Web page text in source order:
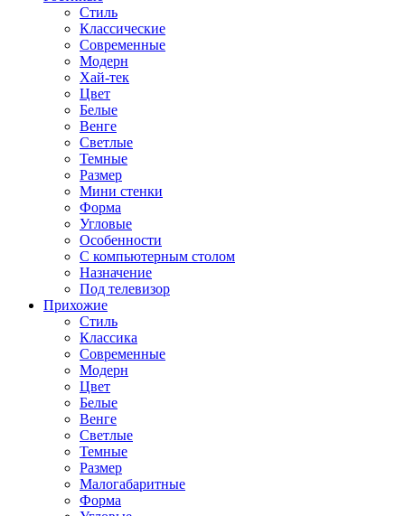
Стиль
Классические
Современные
Модерн
Хай-тек
Цвет
Белые
Венге
Светлые
Темные
Размер
Мини стенки
Форма
Угловые
Особенности
С компьютерным столом
Назначение
Под телевизор
Прихожие
Стиль
Классика
Современные
Модерн
Цвет
Белые
Венге
Светлые
Темные
Размер
Малогабаритные
Форма